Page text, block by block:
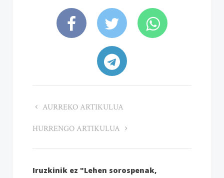
AURREKO ARTIKULUA
HURRENGO ARTIKULUA
Iruzkinik ez "Lehen sorospenak,